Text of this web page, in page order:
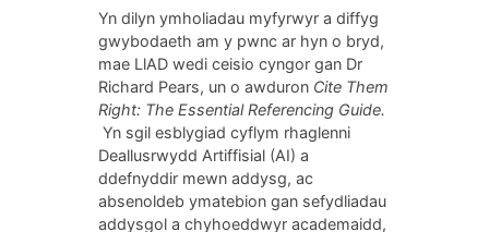
Yn dilyn ymholiadau myfyrwyr a diffyg
gwybodaeth am y pwnc ar hyn o bryd,
mae LlAD wedi ceisio cyngor gan Dr
Richard Pears, un o awduron Cite Them
Right: The Essential Referencing Guide.
Yn sgil esblygiad cyflym rhaglenni
Deallusrwydd Artiffisial (AI) a
ddefnyddir mewn addysg, ac
absenoldeb ymatebion gan sefydliadau
addysgol a chyhoeddwyr academaidd,